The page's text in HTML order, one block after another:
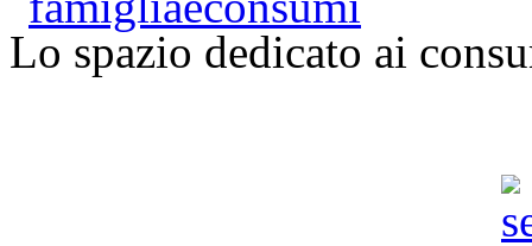
Lo spazio dedicato ai